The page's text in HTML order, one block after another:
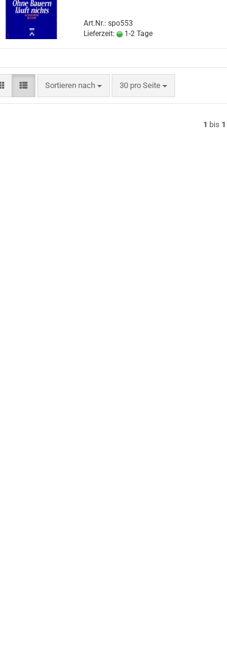
Art.Nr.: spo553
Lieferzeit:
1-2 Tage
Sortieren nach
Sortieren nach 30 pro Seite
pro Seite
1 bis 1